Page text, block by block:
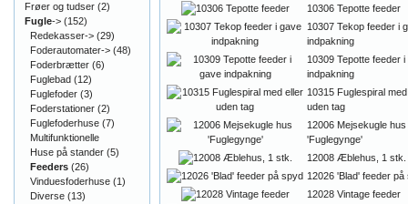
10306 Tepotte feeder
10307 Tekop feeder i
indpakning
10309 Tepotte feeder i
indpakning
10315 Fuglespiral
uden tag
12006 Mejsekugle hus
'Fuglegynge'
12008 Æblehus, 1 stk.
12026 'Blad' feeder på
12028 Vintage feeder
Frøer og tudser (2)
Fugle-> (152)
Redekasser-> (29)
Foderautomater-> (48)
Foderbrætter (6)
Fuglebad (12)
Fuglefoder (3)
Foderstationer (2)
Fuglefoderhuse (7)
Multifunktionelle
Huse på stander (5)
Feeders (26)
Vinduesfoderhuse (1)
Diverse (13)